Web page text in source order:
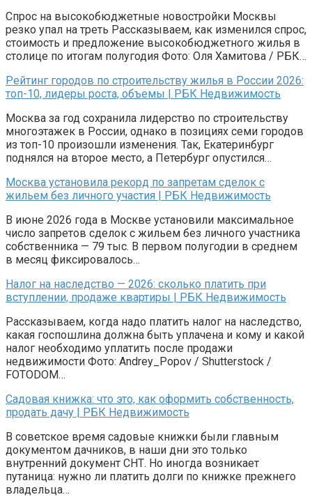
Спрос на высокобюджетные новостройки Москвы
резко упал на треть Рассказываем, как изменился спрос,
стоимость и предложение высокобюджетного жилья в
столице по итогам полугодия Фото: Оля Хамитова / РБК…
Рейтинг городов по строительству жилья в России 2026:
топ-10, лидеры роста, объемы | РБК Недвижимость
Москва за год сохранила лидерство по строительству
многоэтажек в России, однако в позициях семи городов
из топ-10 произошли изменения. Так, Екатеринбург
поднялся на второе место, а Петербург опустился…
Москва установила рекорд по запретам сделок с
жильем без личного участия | РБК Недвижимость
В июне 2026 года в Москве установили максимальное
число запретов сделок с жильем без личного участника
собственника — 79 тыс. В первом полугодии в среднем
в месяц фиксировалось…
Налог на наследство — 2026: сколько платить при
вступлении, продаже квартиры | РБК Недвижимость
Рассказываем, когда надо платить налог на наследство,
какая госпошлина должна быть уплачена и кому и какой
налог необходимо уплатить после продажи
недвижимости Фото: Andrey_Popov / Shutterstock /
FOTODOM…
Садовая книжка: что это, как оформить собственность,
продать дачу | РБК Недвижимость
В советское время садовые книжки были главным
документом дачников, в наши дни это только
внутренний документ СНТ. Но иногда возникает
путаница: нужно ли платить долги по книжке прежнего
владельца…